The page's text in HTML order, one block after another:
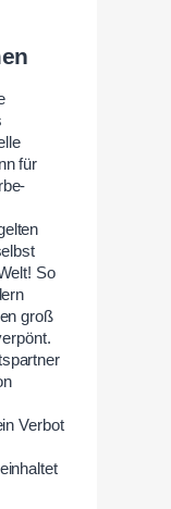
für
So
groß
Verbot